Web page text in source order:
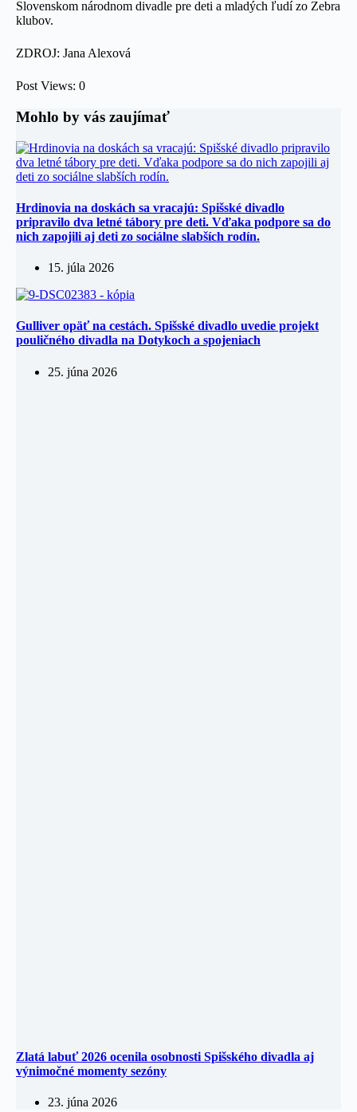
Slovenskom národnom divadle pre deti a mladých ľudí zo Zebra
klubov.
ZDROJ: Jana Alexová
Post Views: 0
Mohlo by vás zaujímať
Hrdinovia na doskách sa vracajú: Spišské divadlo
pripravilo dva letné tábory pre deti. Vďaka podpore sa do
nich zapojili aj deti zo sociálne slabších rodín.
15. júla 2026
Gulliver opäť na cestách. Spišské divadlo uvedie projekt
pouličného divadla na Dotykoch a spojeniach
25. júna 2026
Zlatá labuť 2026 ocenila osobnosti Spišského divadla aj
výnimočné momenty sezóny
23. júna 2026